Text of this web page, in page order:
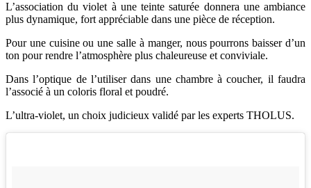
L’association du violet à une teinte saturée donnera une ambiance
plus dynamique, fort appréciable dans une pièce de réception.
Pour une cuisine ou une salle à manger, nous pourrons baisser d’un
ton pour rendre l’atmosphère plus chaleureuse et conviviale.
Dans l’optique de l’utiliser dans une chambre à coucher, il faudra
l’associé à un coloris floral et poudré.
L’ultra-violet, un choix judicieux validé par les experts THOLUS.